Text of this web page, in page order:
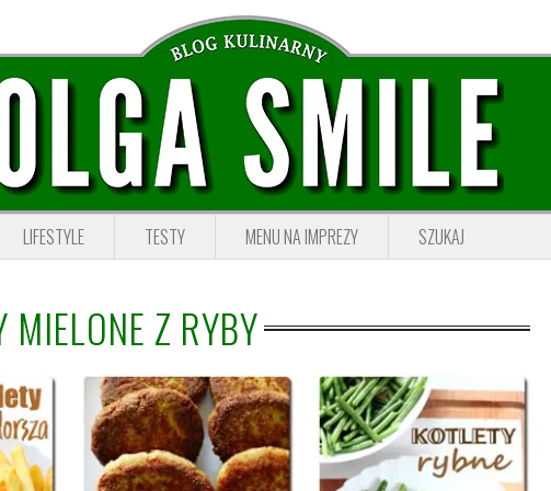
LIFESTYLE TESTY MENU NA IMPREZY SZUKAJ
MIELONE Z RYBY